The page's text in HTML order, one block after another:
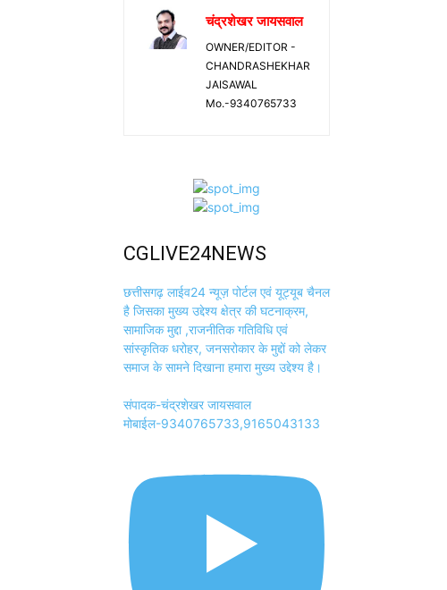
चंद्रशेखर जायसवाल
OWNER/EDITOR -
CHANDRASHEKHAR
JAISAWAL
Mo.-9340765733
CGLIVE24NEWS
छत्तीसगढ़ लाईव24 न्यूज़ पोर्टल एवं यूट्यूब चैनल
है जिसका मुख्य उद्देश्य क्षेत्र की घटनाक्रम,
सामाजिक मुद्दा ,राजनीतिक गतिविधि एवं
सांस्कृतिक धरोहर, जनसरोकार के मुद्दों को लेकर
समाज के सामने दिखाना हमारा मुख्य उद्देश्य है।
संपादक-चंद्रशेखर जायसवाल
मोबाईल-9340765733,9165043133